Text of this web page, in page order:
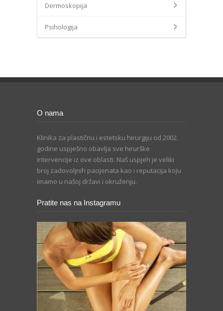
Dermoskopija
Psihologija
O nama
Klinika za plastičnu i estetsku hirurgiju od 2002.
godine uspješno obavlja sve hirurške
intervencije iz ove oblasti. Naš uspjeh je veliki
broj zadovoljnih pacijenata kao i reputacija koju
imamo u našoj državi i okruženju.
Pratite nas na Instagramu